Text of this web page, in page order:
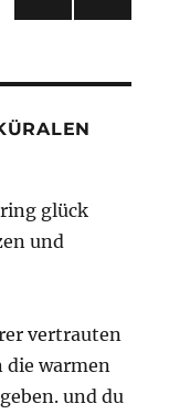
no
SEIT
E
E
glück
und
vertrauten
die warmen
und du